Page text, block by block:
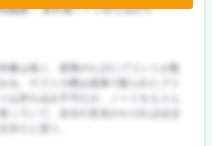
込み：教科書ノート持ち込み可
科書は無く、授業のたびにプリントが配